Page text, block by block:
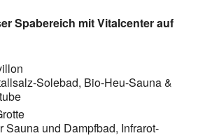
Spabereich mit Vitalcenter auf
Solebad, Bio-Heu-Sauna &
und Dampfbad, Infrarot-